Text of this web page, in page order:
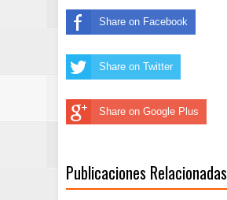
Share on Facebook
Share on Twitter
Share on Google Plus
Publicaciones Relacionadas